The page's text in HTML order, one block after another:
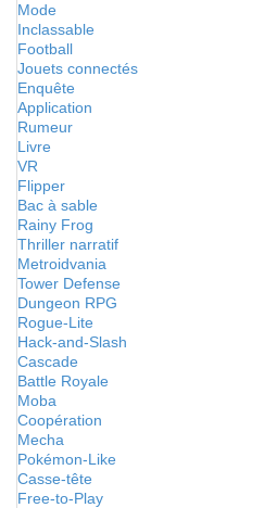
Mode
Inclassable
Football
Jouets connectés
Enquête
Application
Rumeur
Livre
VR
Flipper
Bac à sable
Rainy Frog
Thriller narratif
Metroidvania
Tower Defense
Dungeon RPG
Rogue-Lite
Hack-and-Slash
Cascade
Battle Royale
Moba
Coopération
Mecha
Pokémon-Like
Casse-tête
Free-to-Play